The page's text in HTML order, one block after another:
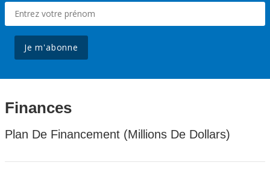
Je m'abonne
Finances
Plan De Financement (Millions De Dollars)